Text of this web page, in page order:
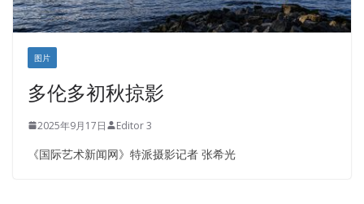
图片
多伦多初秋掠影
2025年9月17日 Editor 3
《国际艺术新闻网》特派摄影记者 张希光